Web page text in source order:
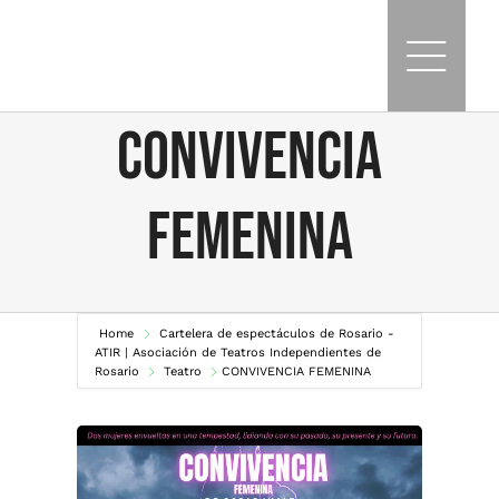
CONVIVENCIA
FEMENINA
Home
Cartelera de espectáculos de Rosario -
ATIR | Asociación de Teatros Independientes de
Rosario
Teatro CONVIVENCIA FEMENINA